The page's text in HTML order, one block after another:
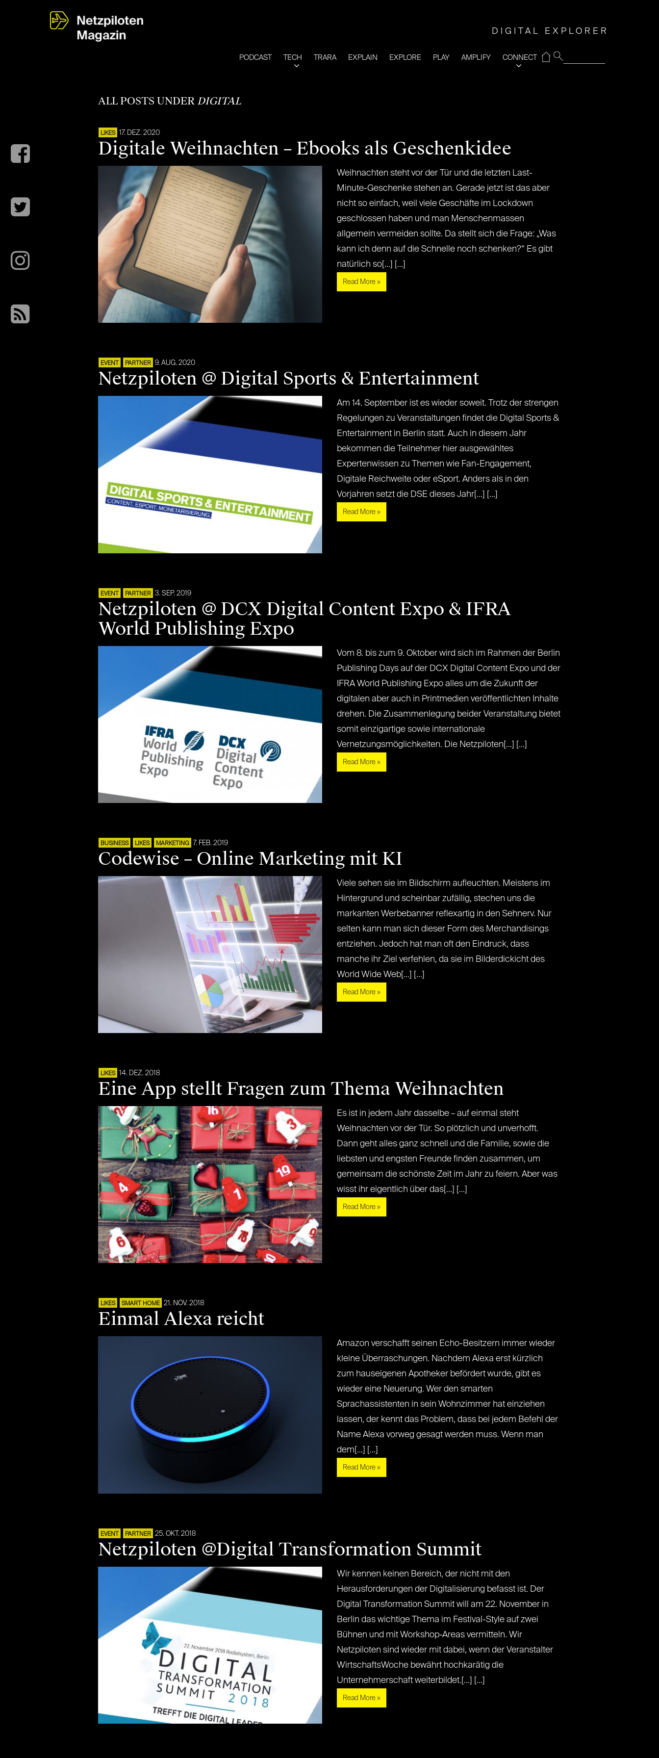
DIGITAL EXPLORER
PODCAST TECH TRARA EXPLAIN EXPLORE PLAY AMPLIFY CONNECT
⌂
ALL POSTS UNDER DIGITAL
LIKES 17. DEZ. 2020
Digitale Weihnachten – Ebooks als Geschenkidee
Weihnachten steht vor der Tür und die letzten Last-
Minute-Geschenke stehen an. Gerade jetzt ist das aber
nicht so einfach, weil viele Geschäfte im Lockdown
geschlossen haben und man Menschenmassen
allgemein vermeiden sollte. Da stellt sich die Frage: „Was
kann ich denn auf die Schnelle noch schenken?“ Es gibt
natürlich so[...] [...]
Read More »
EVENT PARTNER 9. AUG. 2020
Netzpiloten @ Digital Sports & Entertainment
Am 14. September ist es wieder soweit. Trotz der strengen
Regelungen zu Veranstaltungen findet die Digital Sports &
Entertainment in Berlin statt. Auch in diesem Jahr
bekommen die Teilnehmer hier ausgewähltes
Expertenwissen zu Themen wie Fan-Engagement,
Digitale Reichweite oder eSport. Anders als in den
Vorjahren setzt die DSE dieses Jahr[...] [...]
Read More »
EVENT PARTNER 3. SEP. 2019
Netzpiloten @ DCX Digital Content Expo & IFRA
World Publishing Expo
Vom 8. bis zum 9. Oktober wird sich im Rahmen der Berlin
Publishing Days auf der DCX Digital Content Expo und der
IFRA World Publishing Expo alles um die Zukunft der
digitalen aber auch in Printmedien veröffentlichten Inhalte
drehen. Die Zusammenlegung beider Veranstaltung bietet
somit einzigartige sowie internationale
Vernetzungsmöglichkeiten. Die Netzpiloten[...] [...]
Read More »
BUSINESS LIKES MARKETING 7. FEB. 2019
Codewise – Online Marketing mit KI
Viele sehen sie im Bildschirm aufleuchten. Meistens im
Hintergrund und scheinbar zufällig, stechen uns die
markanten Werbebanner reflexartig in den Sehnerv. Nur
selten kann man sich dieser Form des Merchandisings
entziehen. Jedoch hat man oft den Eindruck, dass
manche ihr Ziel verfehlen, da sie im Bilderdickicht des
World Wide Web[...] [...]
Read More »
LIKES 14. DEZ. 2018
Eine App stellt Fragen zum Thema Weihnachten
Es ist in jedem Jahr dasselbe – auf einmal steht
Weihnachten vor der Tür. So plötzlich und unverhofft.
Dann geht alles ganz schnell und die Familie, sowie die
liebsten und engsten Freunde finden zusammen, um
gemeinsam die schönste Zeit im Jahr zu feiern. Aber was
wisst ihr eigentlich über das[...] [...]
Read More »
LIKES SMART HOME 21. NOV. 2018
Einmal Alexa reicht
Amazon verschafft seinen Echo-Besitzern immer wieder
kleine Überraschungen. Nachdem Alexa erst kürzlich
zum hauseigenen Apotheker befördert wurde, gibt es
wieder eine Neuerung. Wer den smarten
Sprachassistenten in sein Wohnzimmer hat einziehen
lassen, der kennt das Problem, dass bei jedem Befehl der
Name Alexa vorweg gesagt werden muss. Wenn man
dem[...] [...]
Read More »
EVENT PARTNER 25. OKT. 2018
Netzpiloten @Digital Transformation Summit
Wir kennen keinen Bereich, der nicht mit den
Herausforderungen der Digitalisierung befasst ist. Der
Digital Transformation Summit will am 22. November in
Berlin das wichtige Thema im Festival-Style auf zwei
Bühnen und mit Workshop-Areas vermitteln. Wir
Netzpiloten sind wieder mit dabei, wenn der Veranstalter
WirtschaftsWoche bewährt hochkarätig die
Unternehmerschaft weiterbildet.[...] [...]
Read More »